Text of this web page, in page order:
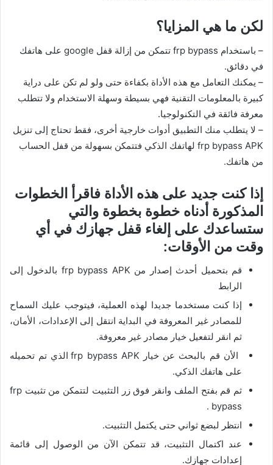
لكن ما هي المزايا؟
– باستخدام frp bypass تتمكن من إزالة قفل google على هاتفك
في دقائق.
– يمكنك التعامل مع هذه الأداة بكفاءة حتى ولو لم تكن على دراية
كبيرة بالمعلومات التقنية فهي بسيطة وسهلة الاستخدام ولا تتطلب
معرفة فائقة في التكنولوجيا.
– لا يتطلب منك التطبيق أدوات خارجية أخرى، فقط تحتاج إلى تنزيل
frp bypass APK لهاتفك الذكي فتتمكن بسهولة من قفل الحساب
من هاتفك.
إذا كنت جديد على هذه الأداة فاقرأ الخطوات
المذكورة أدناه خطوة بخطوة والتي
ستساعدك على إلغاء قفل جهازك في أي
وقت من الأوقات:
قم بتحميل أحدث إصدار من frp bypass APK بالدخول إلى
الرابط
إذا كنت مستخدما جديدا لهذه العملية، فيتوجب عليك السماح
للمصادر غير المعروفة في البداية انتقل إلى الإعدادات، الأمان،
ثم انقر لتفعيل خيار مصادر غير معروفة.
الأن قم بالبحث عن خيار frp bypass APK الذي تم تحميله
على هاتفك الذكي.
ثم قم بفتح الملف وانقر فوق زر التثبيت لتتمكن من تثبيت frp
bypass .
انتظر لبضع ثواني حتى يكتمل التثبيت.
عند اكتمال التثبيت، قد تتمكن الآن من الوصول إلى قائمة
إعدادات جهازك.